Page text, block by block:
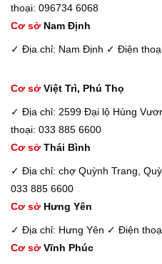
thoại: 096734 6068
Cơ sở Nam Định
✓ Địa chỉ: Nam Định ✓ Điện
Cơ sở Việt Trì, Phú Thọ
✓ Địa chỉ: 2599 Đại lộ Hùng
thoại: 033 885 6600
Cơ sở Thái Bình
✓ Địa chỉ: chợ Quỳnh Trang,
033 885 6600
Cơ sở Hưng Yên
✓ Địa chỉ: Hưng Yên ✓ Điện
Cơ sở Vĩnh Phúc